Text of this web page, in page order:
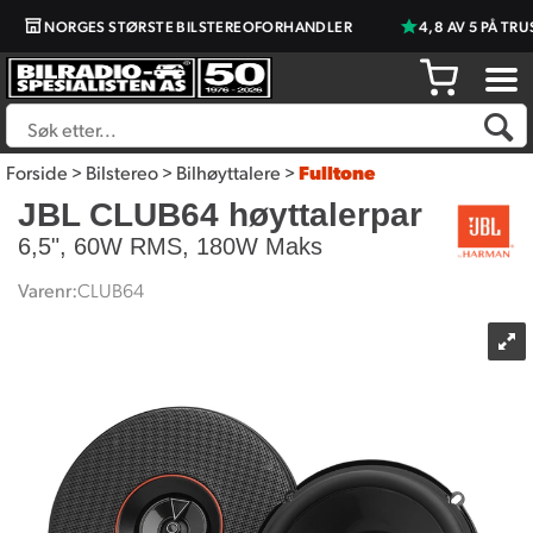
NORGES STØRSTE BILSTEREOFORHANDLER 4,8 AV 5 PÅ
Forside>Bilstereo>Bilhøyttalere>Fulltone
JBL CLUB64 høyttalerpar
6,5", 60W RMS, 180W Maks
Varenr:CLUB64